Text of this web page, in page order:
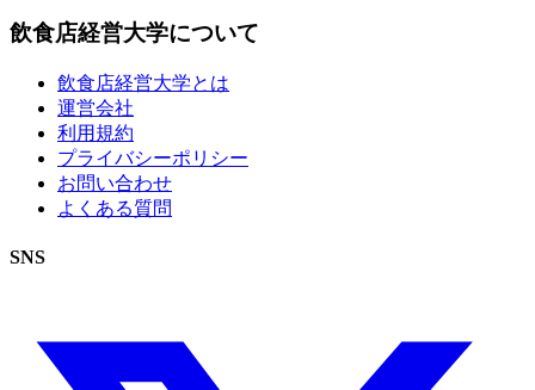
飲食店経営大学について
飲食店経営大学とは
運営会社
利用規約
プライバシーポリシー
お問い合わせ
よくある質問
SNS